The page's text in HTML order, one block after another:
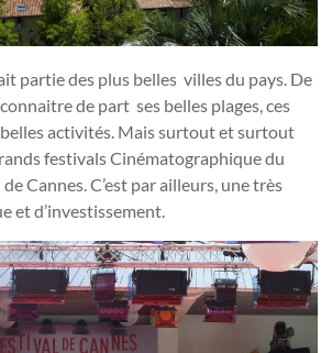
partie des plus belles villes du pays. De
de part ses belles plages, ces
activités. Mais surtout et surtout
festivals Cinématographique du
Cannes. C’est par ailleurs, une très
et d’investissement.